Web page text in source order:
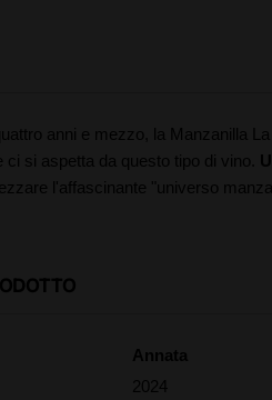
anni e mezzo, la Manzanilla
ci si aspetta da questo tipo di vino.
l'affascinante "universo
Annata
2024